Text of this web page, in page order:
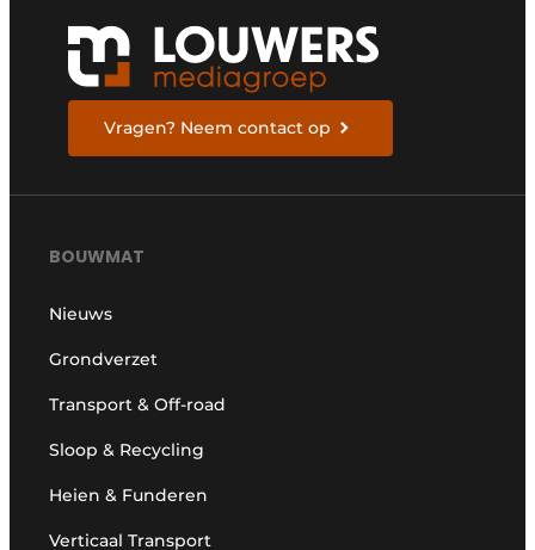
Vragen? Neem contact op
BOUWMAT
Nieuws
Grondverzet
Transport & Off-road
Sloop & Recycling
Heien & Funderen
Verticaal Transport